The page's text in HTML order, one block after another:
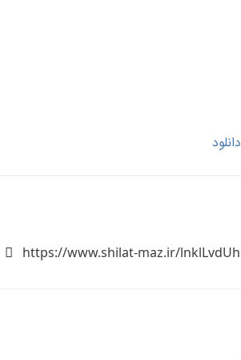
دانلود
https://www.shilat-maz.ir/lnklLvdUh